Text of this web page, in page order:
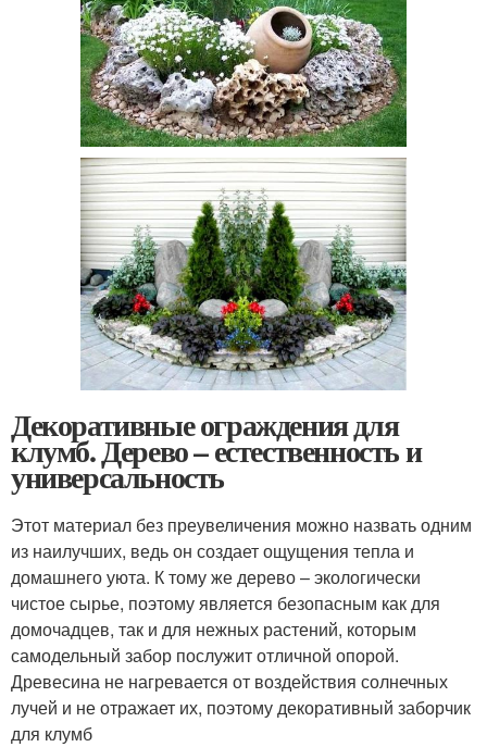
Декоративные ограждения для
клумб. Дерево – естественность и
универсальность
Этот материал без преувеличения можно назвать одним
из наилучших, ведь он создает ощущения тепла и
домашнего уюта. К тому же дерево – экологически
чистое сырье, поэтому является безопасным как для
домочадцев, так и для нежных растений, которым
самодельный забор послужит отличной опорой.
Древесина не нагревается от воздействия солнечных
лучей и не отражает их, поэтому декоративный заборчик
для клумб